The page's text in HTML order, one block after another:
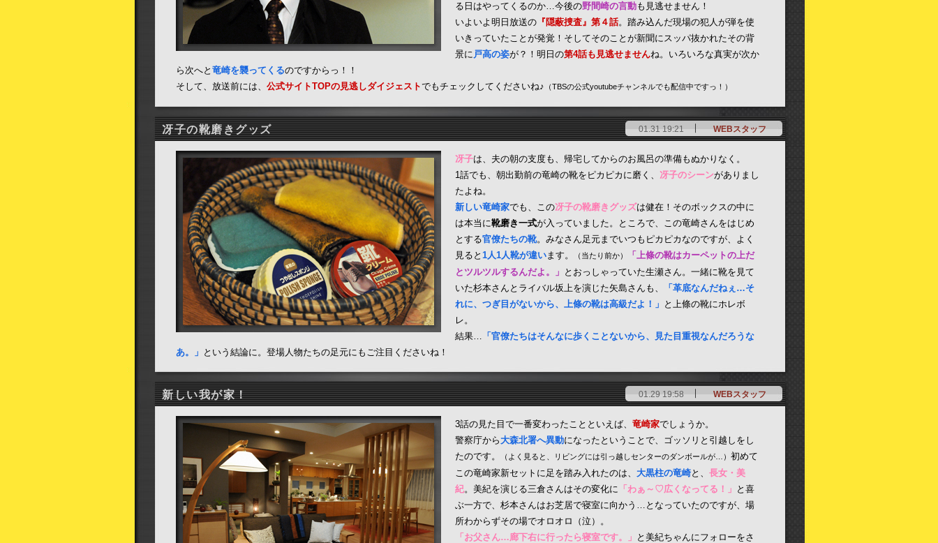
る日はやってくるのか…今後の野間崎の言動も見逃せません！
いよいよ明日放送の 『隠蔽捜査』第４話。踏み込んだ現場の犯人が弾を使
いきっていたことが発覚！そしてそのことが新聞にスッパ抜かれたその背
景に 戸高の姿が？！明日の第4話も見逃せませんね。いろいろな真実が次か
ら次へと 竜崎を襲ってくるのですからっ！！
そして、放送前には、 公式サイトTOPの見逃しダイジェストでもチェックしてくださいね♪ （TBSの公式youtubeチャンネルでも配信中ですっ！）
冴子の靴磨きグッズ 01.31 19:21 WEBスタッフ
冴子は、夫の朝の支度も、帰宅してからのお風呂の準備もぬかりなく。
1話でも、朝出勤前の竜崎の靴をピカピカに磨く、 冴子のシーンがありまし
たよね。
新しい竜崎家でも、この冴子の靴磨きグッズは健在！そのボックスの中に
は本当に靴磨き一式が入っていました。ところで、この竜崎さんをはじめ
とする官僚たちの靴。みなさん足元までいつもピカピカなのですが、よく
見ると 1人1人靴が違います。 （当たり前か）
「上條の靴はカーペットの上だ
とツルツルするんだよ。」 とおっしゃっていた生瀬さん。一緒に靴を見て
いた杉本さんとライバル坂上を演じた矢島さんも、
「革底なんだねぇ…そ
れに、つぎ目がないから、上條の靴は高級だよ！」 と上條の靴にホレボ
レ。
結果… 「官僚たちはそんなに歩くことないから、見た目重視なんだろうな
あ。」 という結論に。登場人物たちの足元にもご注目くださいね！
新しい我が家！ 01.29 19:58 WEBスタッフ
3話の見た目で一番変わったことといえば、 竜崎家でしょうか。
警察庁から大森北署へ異動になったということで、ゴッソリと引越しをし
たのです。
（よく見ると、リビングには引っ越しセンターのダンボールが…） 初めて
この竜崎家新セットに足を踏み入れたのは、 大黒柱の竜崎と、 長女・美
紀。美紀を演じる三倉さんはその変化に 「わぁ～♡広くなってる！」 と喜
ぶ一方で、杉本さんはお芝居で寝室に向かう…となっていたのですが、場
所わからずその場でオロオロ（泣）。
「お父さん…廊下右に行ったら寝室です。」 と美紀ちゃんにフォローをさ